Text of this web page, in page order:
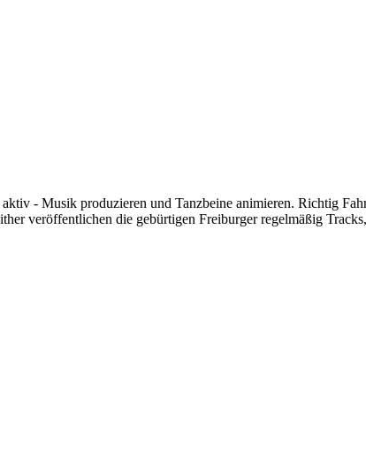
- Musik produzieren und Tanzbeine animieren. Richtig
veröffentlichen die gebürtigen Freiburger regelmäßig